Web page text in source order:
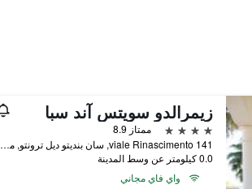
زيمرالدو سويتس آند سبا
4 نجوم
ممتاز 8.9
viale Rinascimento 141, سان بنديتو ديل ترونتو, مقاطعة أسكولي بيتشينو, إيطاليا
0.0 كيلومتر عن وسط المدينة
واي فاي مجاني